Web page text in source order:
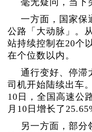
一方面，国家保
公路「大动脉」。
站持续控制在20个
在个位数以内。
通行变好、停滞
司机开始陆续出车
10日，全国高速公
月10日增长了
另一方面，部分